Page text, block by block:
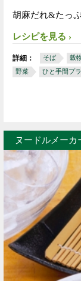
胡麻だれ&たっ
レシピを見る
詳細： そば 穀
野菜
ひと手間プ
ヌードルメーカ